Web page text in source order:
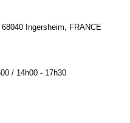
Ingersheim, FRANCE
/ 14h00 - 17h30